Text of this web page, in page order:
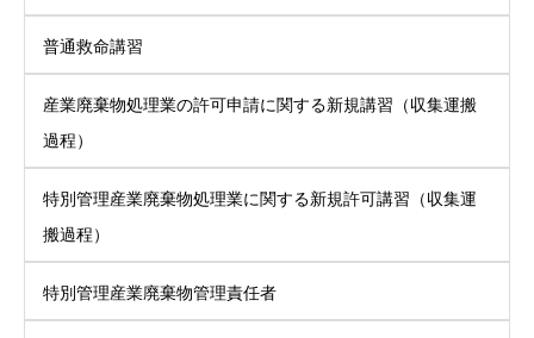
普通救命講習
産業廃棄物処理業の許可申請に関する新規講習（収集運搬
過程）
特別管理産業廃棄物処理業に関する新規許可講習（収集運
搬過程）
特別管理産業廃棄物管理責任者